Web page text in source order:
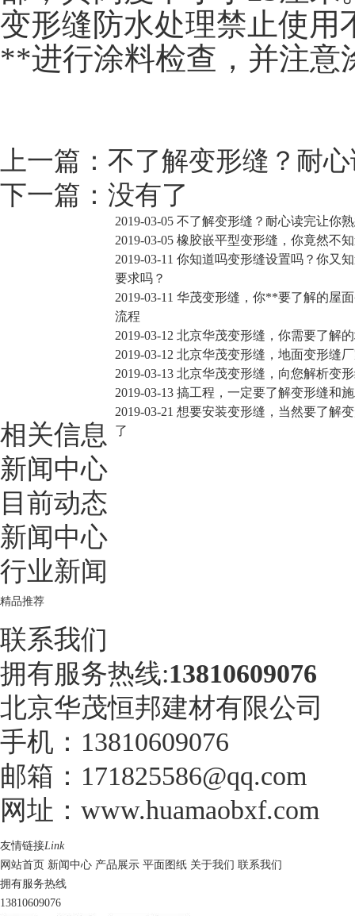
变形缝防水处理禁止使用
**进行涂料检查，并注意
上一篇： 不了解变形缝？耐
下一篇： 没有了
相关信息
2019-03-05 不了解变形缝？耐心读完让你
2019-03-05 橡胶嵌平型变形缝，你竟然不
2019-03-11 你知道吗变形缝设置吗？你又
要求吗？
2019-03-11 华茂变形缝，你**要了解的屋
流程
2019-03-12 北京华茂变形缝，你需要了解
2019-03-12 北京华茂变形缝，地面变形缝
2019-03-13 北京华茂变形缝，向您解析变
2019-03-13 搞工程，一定要了解变形缝和
2019-03-21 想要安装变形缝，当然要了解
了
新闻中心
目前动态
新闻中心
行业新闻
精品推荐
联系我们
拥有服务热线:13810609076
北京华茂恒邦建材有限公司
手机：13810609076
邮箱：171825586@qq.com
网址：www.huamaobxf.com
友情链接Link
网站首页 新闻中心 产品展示 平面图纸 关于我们 联系我们
拥有服务热线
13810609076